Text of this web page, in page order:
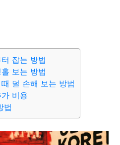
잡는 방법
보는 방법
덜 손해 보는 방법
비용
법